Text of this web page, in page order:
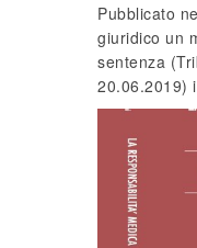
Pubblicato
giuridico un
sentenza
20.06.2019)